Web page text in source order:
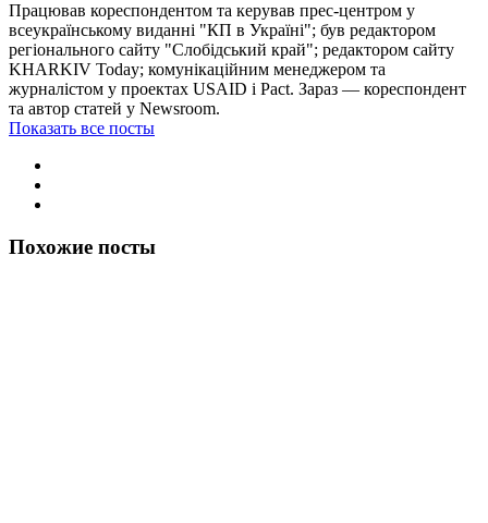
Працював кореспондентом та керував прес-центром у
всеукраїнському виданні "КП в Україні"; був редактором
регіонального сайту "Слобідський край"; редактором сайту
KHARKIV Today; комунікаційним менеджером та
журналістом у проектах USAID і Pact. Зараз — кореспондент
та автор статей у Newsroom.
Показать все посты
Похожие посты